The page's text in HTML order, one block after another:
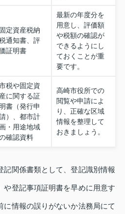
固定資産税納
通知書、評
証明書
最新の年度分を
用意し、評価額
や税額の確認が
できるようにし
ておくことが重
要です。
税や固定資
産に関する証
明書（発行申
）、都市計
・用途地域
確認資料
高崎市役所での
閲覧や申請によ
り、正確な区域
情報を整理して
おきましょう。
記関係書類として、登記識別情報
や登記事項証明書を早めに用意す
に情報の誤りがないか法務局にて